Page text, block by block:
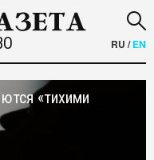
RU /EN
«тихими